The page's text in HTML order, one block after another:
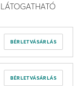
BÉRLETVÁSÁRLÁS
BÉRLETVÁSÁRLÁS